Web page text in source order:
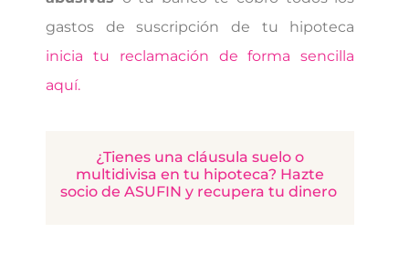
gastos de suscripción de tu hipoteca
inicia tu reclamación de forma sencilla
aquí.
¿Tienes una cláusula suelo o
multidivisa en tu hipoteca? Hazte
socio de ASUFIN y recupera tu dinero